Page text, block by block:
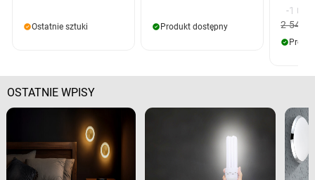
Ostatnie sztuki Produkt dostępny
-1
2
OSTATNIE WPISY